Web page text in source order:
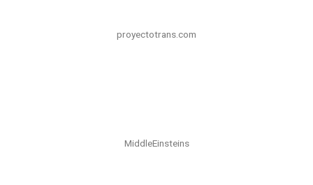
proyectotrans.com
MiddleEinsteins